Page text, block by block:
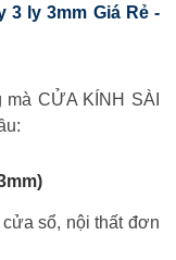
3 ly 3mm Giá Rẻ -
CỬA KÍNH SÀI
sổ, nội thất đơn